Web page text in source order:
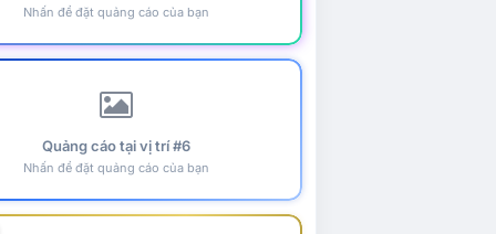
Nhấn để đặt quảng cáo của bạn
Quảng cáo tại vị trí #6
Nhấn để đặt quảng cáo của bạn